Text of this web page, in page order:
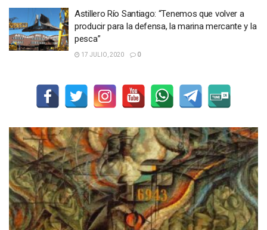
Astillero Río Santiago: “Tenemos que volver a
producir para la defensa, la marina mercante y la
pesca”
17 JULIO, 2020 0